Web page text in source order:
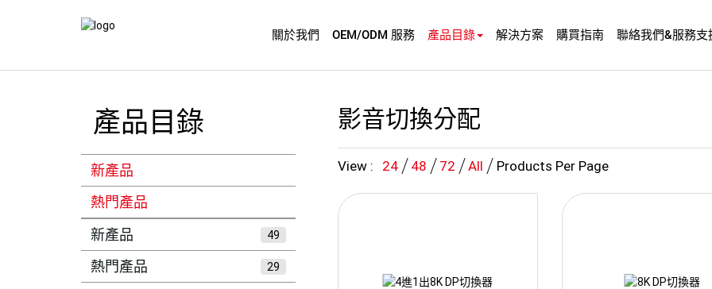
關於我們 OEM/ODM 服務 產品目錄 解決方案 購買指南 聯絡我們&服務支
產品目錄
新產品
熱門產品
新產品
49
熱門產品 29
影音切換分配
View : 24 48 72 All Products Per Page